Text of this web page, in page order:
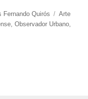
Fernando Quirós Etiquetas
Arte
,Observador Urbano